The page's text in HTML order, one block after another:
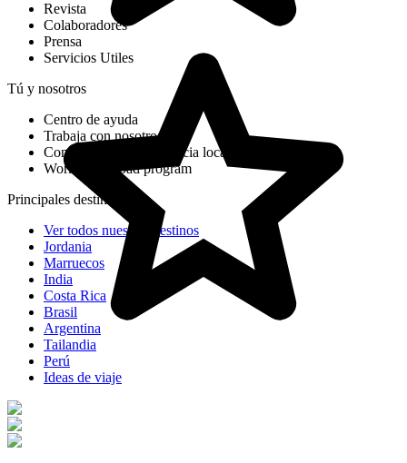
Revista
Colaboradores
Prensa
Servicios Utiles
Tú y nosotros
Centro de ayuda
Trabaja con nosotros
Conviértete en una agencia local seleccionada
Working Abroad program
Principales destinos
Ver todos nuestros destinos
Jordania
Marruecos
India
Costa Rica
Brasil
Argentina
Tailandia
Perú
Ideas de viaje